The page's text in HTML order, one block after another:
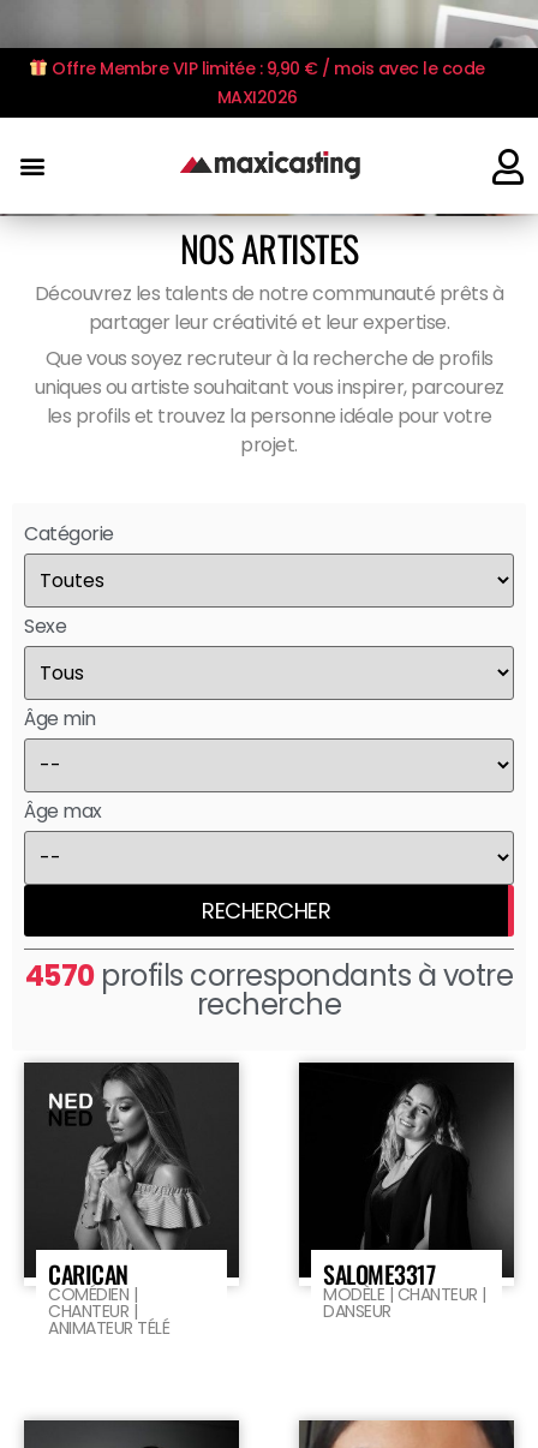
Offre Membre VIP limitée : 9,90 € / mois avec le code
MAXI2026
NOS ARTISTES
Découvrez les talents de notre communauté prêts à
partager leur créativité et leur expertise.
Que vous soyez recruteur à la recherche de profils
uniques ou artiste souhaitant vous inspirer, parcourez
les profils et trouvez la personne idéale pour votre
projet.
Catégorie
Sexe
Âge min
Âge max
RECHERCHER
4570profils correspondants à votre
recherche
CARICAN
COMÉDIEN |
CHANTEUR |
ANIMATEUR TÉLÉ
SALOME3317
MODÈLE | CHANTEUR |
DANSEUR